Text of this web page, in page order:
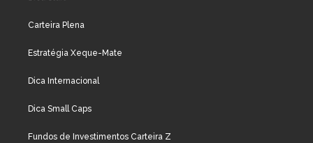
Carteira Plena
Estratégia Xeque-Mate
Dica Internacional
Dica Small Caps
Fundos de Investimentos Carteira Z